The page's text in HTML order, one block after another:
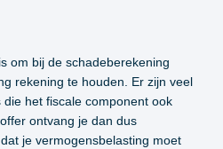
om bij de schadeberekening
rekening te houden. Er zijn veel
die het fiscale component ook
ontvang je dan dus
je vermogensbelasting moet